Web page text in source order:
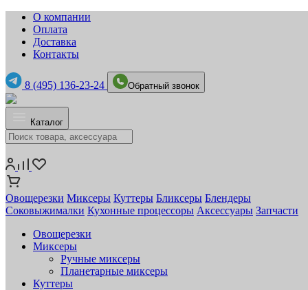
О компании
Оплата
Доставка
Контакты
8 (495) 136-23-24 Обратный звонок
Каталог
Овощерезки Миксеры Куттеры Бликсеры Блендеры
Соковыжималки Кухонные процессоры Аксессуары Запчасти
Овощерезки
Миксеры
Ручные миксеры
Планетарные миксеры
Куттеры